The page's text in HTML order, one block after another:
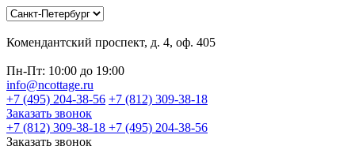
Комендантский проспект, д. 4, оф. 405
Пн-Пт: 10:00 до 19:00
info@ncottage.ru
+7 (495) 204-38-56 +7 (812) 309-38-18
Заказать звонок
+7 (812) 309-38-18 +7 (495) 204-38-56
Заказать звонок